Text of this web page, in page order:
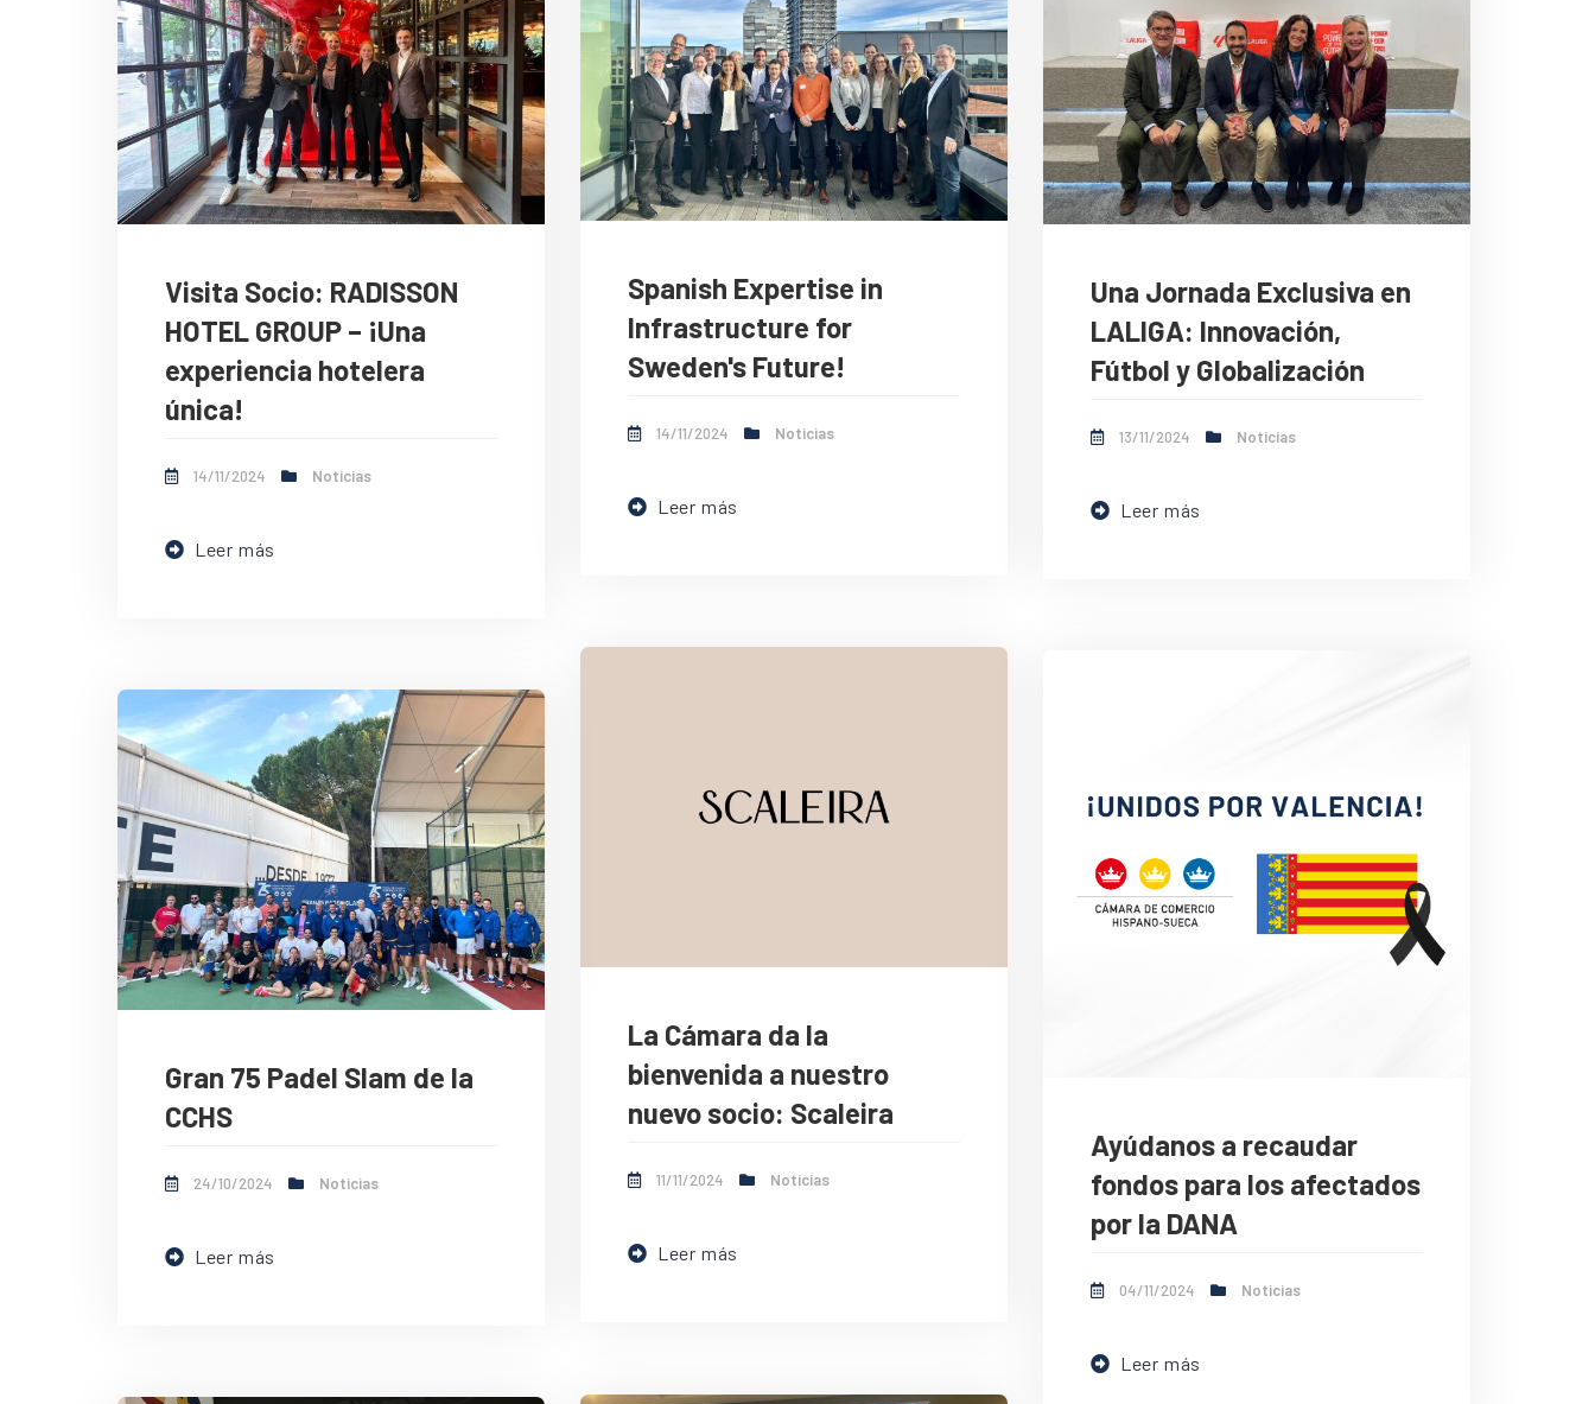
Visita Socio: RADISSON
HOTEL GROUP – ¡Una
experiencia hotelera
única!
14/11/2024 Noticias
Leer más
Spanish Expertise in
Infrastructure for
Sweden's Future!
14/11/2024 Noticias
Leer más
Una Jornada Exclusiva en
LALIGA: Innovación,
Fútbol y Globalización
13/11/2024 Noticias
Leer más
La Cámara da la
bienvenida a nuestro
nuevo socio: Scaleira
11/11/2024 Noticias
Leer más
Ayúdanos a recaudar
fondos para los afectados
por la DANA
04/11/2024 Noticias
Leer más
Gran 75 Padel Slam de la
CCHS
24/10/2024 Noticias
Leer más